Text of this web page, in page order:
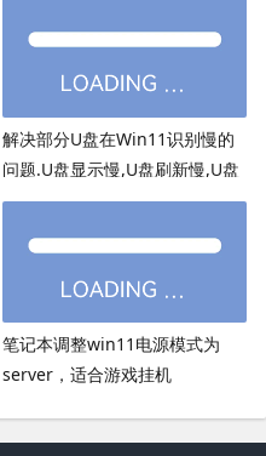
解决部分U盘在Win11识别慢的
问题.U盘显示慢,U盘刷新慢,U盘
加载慢
笔记本调整win11电源模式为
server，适合游戏挂机